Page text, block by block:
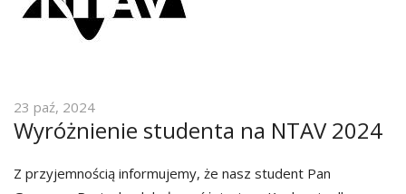
23 paź, 2024
Wyróżnienie studenta na NTAV 2024
Z przyjemnością informujemy, że nasz student Pan